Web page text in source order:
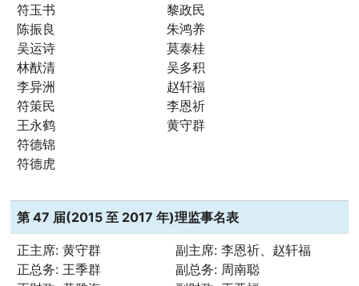
符玉书
陈振良
吴运诗
林猷清
李异洲
符策民
王永鹤
符德锦
符德虎
黎政民
朱鸿养
莫泰桂
吴多积
赵轩福
李恩祈
黄守群
第 47 届(2015 至 2017 年)理监事名表
正主席: 黄守群
正总务: 王季群
副主席: 李恩祈、赵轩福
副总务: 周南聪